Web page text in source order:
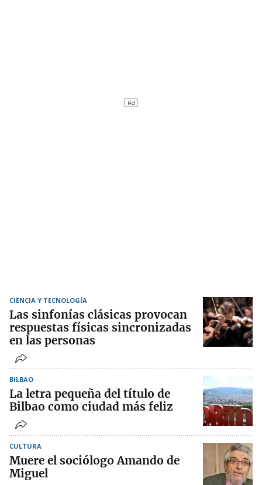
CIENCIA Y TECNOLOGÍA
Las sinfonías clásicas provocan
respuestas físicas sincronizadas
en las personas
BILBAO
La letra pequeña del título de
Bilbao como ciudad más feliz
CULTURA
Muere el sociólogo Amando de
Miguel